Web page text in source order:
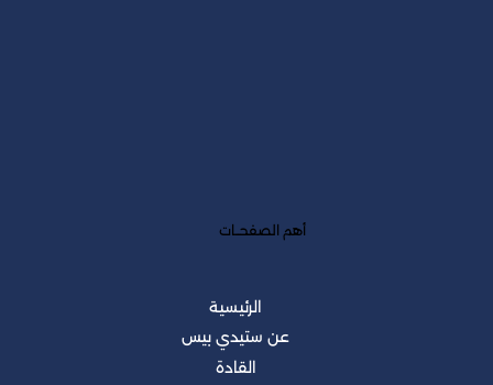
أهم الصفحــات
الرئيسية
عن ستيدي بيس
القادة